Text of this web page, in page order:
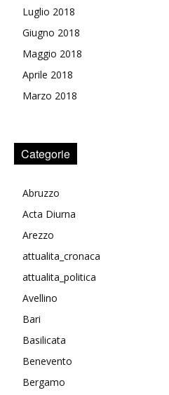
Luglio 2018
Giugno 2018
Maggio 2018
Aprile 2018
Marzo 2018
Categorie
Abruzzo
Acta Diurna
Arezzo
attualita_cronaca
attualita_politica
Avellino
Bari
Basilicata
Benevento
Bergamo